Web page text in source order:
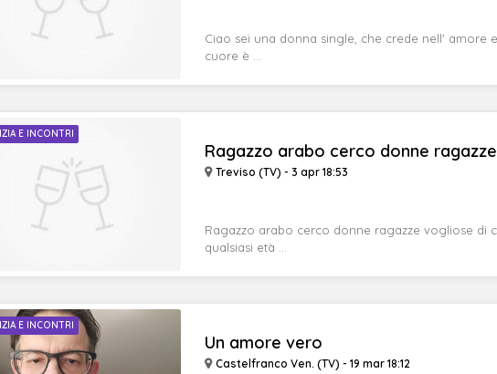
Ciao sei una donna single, che crede nell' amore
cuore è ...
E INCONTRI
Ragazzo arabo cerco donne ragazze
Treviso (TV) - 3 apr 18:53
Ragazzo arabo cerco donne ragazze vogliose di
qualsiasi età ...
E INCONTRI
Un amore vero
Castelfranco Ven. (TV) - 19 mar 18:12